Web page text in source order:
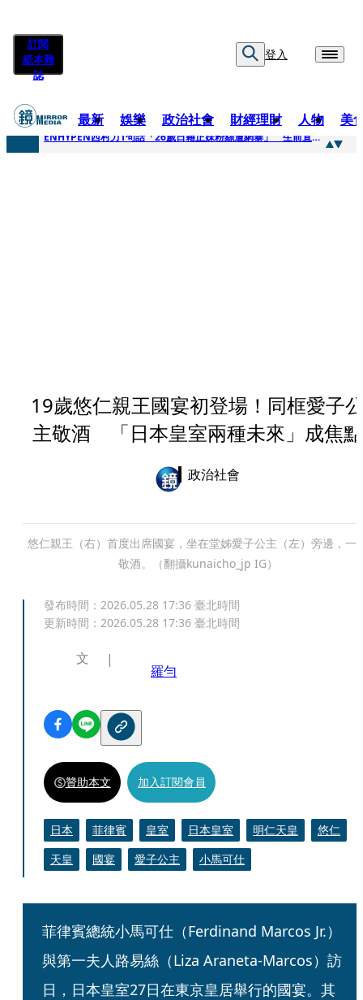
訂閱
紙本雜
誌
登入
最新 娛樂 政治社會 財經理財 人物 美
快訊
ENHYPEN西村力1句話「26歲日籍正妹粉絲遭網暴」 生前直播震撼畫面全網瘋傳！警方證實死訊
19歲悠仁親王國宴初登場！同框愛子
主敬酒 「日本皇室兩種未來」成焦點
政治社會
悠仁親王（右）首度出席國宴，坐在堂姊愛子公主（左）旁邊，一
敬酒。（翻攝kunaicho_jp IG）
發布時間： 2026.05.28 17:36 臺北時間
更新時間： 2026.05.28 17:36 臺北時間
文
羅勻
贊助本文 加入訂閱會員
日本 菲律賓 皇室 日本皇室 明仁天皇
悠仁
天皇
國宴 愛子公主 小馬可仕
菲律賓總統小馬可仕（Ferdinand Marcos Jr.）
與第一夫人路易絲（Liza Araneta-Marcos）訪
日，日本皇室27日在東京皇居舉行的國宴。其